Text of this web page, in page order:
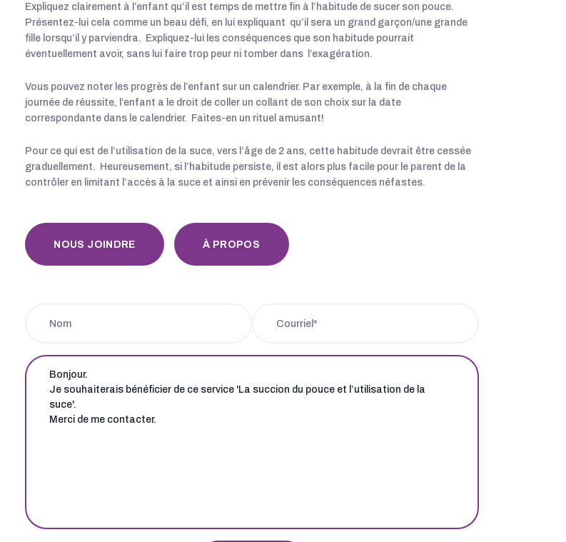
Expliquez clairement à l’enfant qu’il est temps de mettre fin à l’habitude de sucer son pouce.
Présentez-lui cela comme un beau défi, en lui expliquant qu’il sera un grand garçon/une grande
fille lorsqu’il y parviendra. Expliquez-lui les conséquences que son habitude pourrait
éventuellement avoir, sans lui faire trop peur ni tomber dans l’exagération.
Vous pouvez noter les progrès de l’enfant sur un calendrier. Par exemple, à la fin de chaque
journée de réussite, l’enfant a le droit de coller un collant de son choix sur la date
correspondante dans le calendrier. Faites-en un rituel amusant!
Pour ce qui est de l’utilisation de la suce, vers l’âge de 2 ans, cette habitude devrait être cessée
graduellement. Heureusement, si l’habitude persiste, il est alors plus facile pour le parent de la
contrôler en limitant l’accès à la suce et ainsi en prévenir les conséquences néfastes.
NOUS JOINDRE À PROPOS